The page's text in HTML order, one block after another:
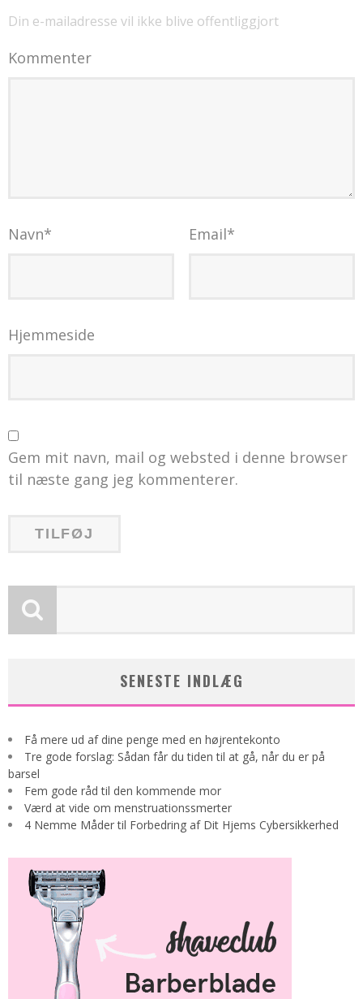
Din e-mailadresse vil ikke blive offentliggjort
Kommenter
Navn* Email*
Hjemmeside
Gem mit navn, mail og websted i denne browser
til næste gang jeg kommenterer.
SENESTE INDLÆG
Få mere ud af dine penge med en højrentekonto
Tre gode forslag: Sådan får du tiden til at gå, når du er på
barsel
Fem gode råd til den kommende mor
Værd at vide om menstruationssmerter
4 Nemme Måder til Forbedring af Dit Hjems Cybersikkerhed